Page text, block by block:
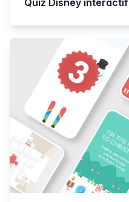
Quiz Disney interactif